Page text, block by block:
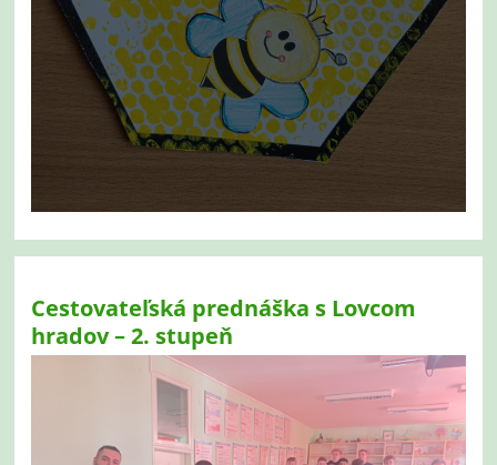
Cestovateľská prednáška s Lovcom
hradov – 2. stupeň